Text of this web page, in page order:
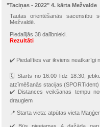
"Taciņas - 2022" 4. kārta Mežvalde
Tautas orientēšanās sacensību
Mežvaldē.
Piedalījās 38 dalībnieki.
Rezultāti
✔️ Piedalīties var ikviens neatkarīgi
🗓 Starts no 16:00 līdz 18:30,
atzīmēšanās stacijas (SPORTident)
✔️ Distances veikšanas tempu
draugiem
📍 Starta vieta: atpūtas vieta